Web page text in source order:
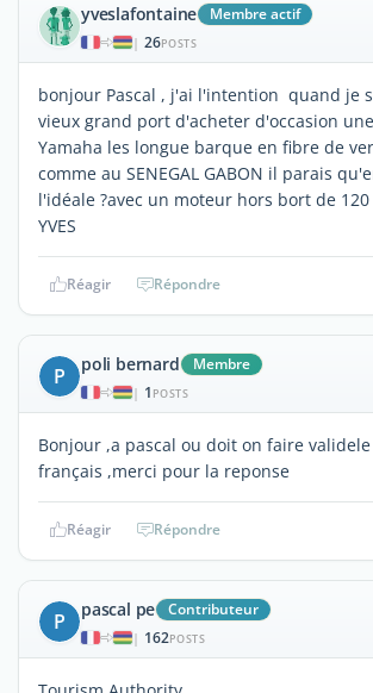
yveslafontaine Membre actif
| 26POSTS
bonjour Pascal , j'ai l'intention quand je
vieux grand port d'acheter d'occasion
Yamaha les longue barque en fibre de
comme au SENEGAL GABON il parais
l'idéale ?avec un moteur hors bort de
YVES
Réagir Répondre
P poli bernard Membre
| 1 POSTS
Bonjour ,a pascal ou doit on faire
français ,merci pour la reponse
Réagir Répondre
P pascal pe Contributeur
| 162POSTS